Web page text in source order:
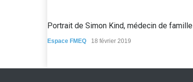
Portrait de Simon Kind, médecin de famille
Espace FMEQ 18 février 2019